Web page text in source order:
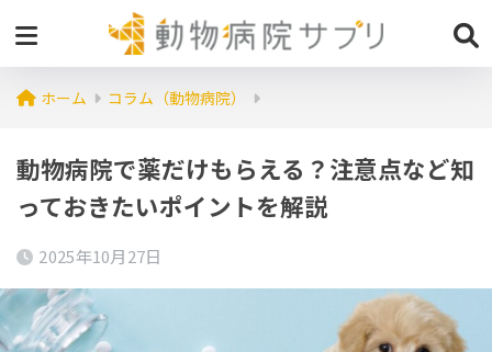
ホーム コラム（動物病院）
動物病院で薬だけもらえる？注意点など知
っておきたいポイントを解説
2025年10月27日